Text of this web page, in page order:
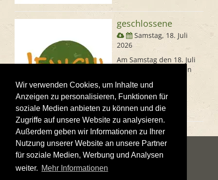
Wir verwenden Cookies, um Inhalte und
Anzeigen zu personalisieren, Funktionen für
soziale Medien anbieten zu können und die
Zugriffe auf unsere Website zu analysieren.
Außerdem geben wir Informationen zu Ihrer
Nutzung unserer Website an unsere Partner
für soziale Medien, Werbung und Analysen
weiter. Mehr Informationen
geschlossene
Samstag, 18. Juli
2026
Am Samstag den 18. Juli
haben wir geschlossen
IMPRESSUM DATENSCHUTZERKLÄRUNG